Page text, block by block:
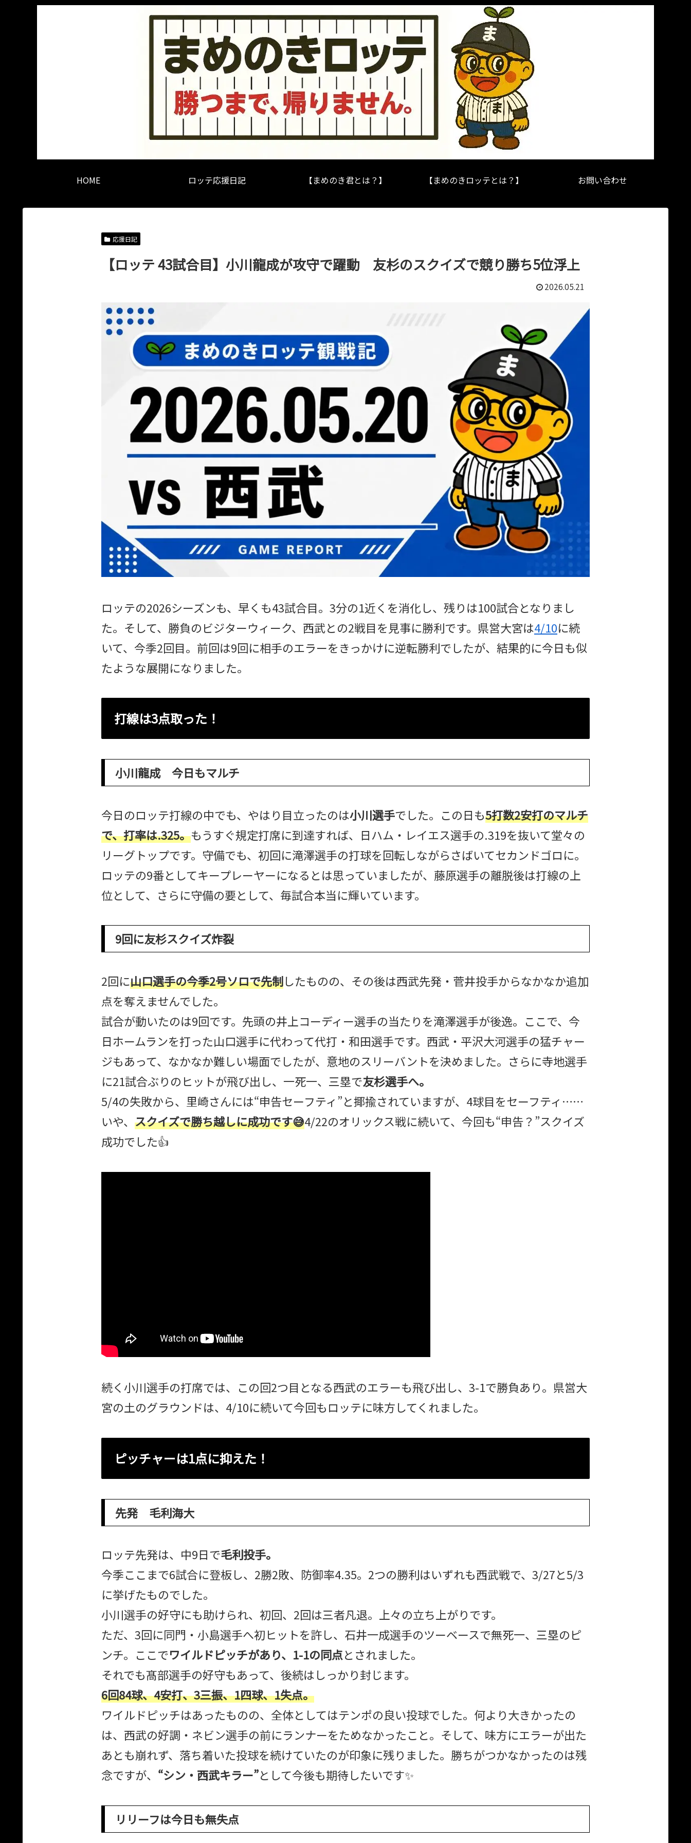
HOME ロッテ応援日記 【まめのき君とは？】 【まめのきロッテとは？】 お問い合わせ
応援日記
【ロッテ 43試合目】小川龍成が攻守で躍動 友杉のスクイズで競り勝ち5位浮上
2026.05.21
ロッテの2026シーズンも、早くも43試合目。3分の1近くを消化し、残りは100試合となりまし
た。そして、勝負のビジターウィーク、西武との2戦目を見事に勝利です。県営大宮は4/10に続
いて、今季2回目。前回は9回に相手のエラーをきっかけに逆転勝利でしたが、結果的に今日も似
たような展開になりました。
打線は3点取った！
小川龍成 今日もマルチ
今日のロッテ打線の中でも、やはり目立ったのは小川選手でした。この日も5打数2安打のマルチ
で、打率は.325。もうすぐ規定打席に到達すれば、日ハム・レイエス選手の.319を抜いて堂々の
リーグトップです。守備でも、初回に滝澤選手の打球を回転しながらさばいてセカンドゴロに。
ロッテの9番としてキープレーヤーになるとは思っていましたが、藤原選手の離脱後は打線の上
位として、さらに守備の要として、毎試合本当に輝いています。
9回に友杉スクイズ炸裂
2回に山口選手の今季2号ソロで先制したものの、その後は西武先発・菅井投手からなかなか追加
点を奪えませんでした。
試合が動いたのは9回です。先頭の井上コーディー選手の当たりを滝澤選手が後逸。ここで、今
日ホームランを打った山口選手に代わって代打・和田選手です。西武・平沢大河選手の猛チャー
ジもあって、なかなか難しい場面でしたが、意地のスリーバントを決めました。さらに寺地選手
に21試合ぶりのヒットが飛び出し、一死一、三塁で友杉選手へ。
5/4の失敗から、里崎さんには“申告セーフティ”と揶揄されていますが、4球目をセーフティ……
いや、 スクイズで勝ち越しに成功です😅4/22のオリックス戦に続いて、今回も“申告？”スクイズ
成功でした👍
続く小川選手の打席では、この回2つ目となる西武のエラーも飛び出し、3-1で勝負あり。県営大
宮の土のグラウンドは、4/10に続いて今回もロッテに味方してくれました。
ピッチャーは1点に抑えた！
先発 毛利海大
ロッテ先発は、中9日で毛利投手。
今季ここまで6試合に登板し、2勝2敗、防御率4.35。2つの勝利はいずれも西武戦で、3/27と5/3
に挙げたものでした。
小川選手の好守にも助けられ、初回、2回は三者凡退。上々の立ち上がりです。
ただ、3回に同門・小島選手へ初ヒットを許し、石井一成選手のツーベースで無死一、三塁のピ
ンチ。ここでワイルドピッチがあり、1-1の同点とされました。
それでも髙部選手の好守もあって、後続はしっかり封じます。
6回84球、4安打、3三振、1四球、1失点。
ワイルドピッチはあったものの、全体としてはテンポの良い投球でした。何より大きかったの
は、西武の好調・ネビン選手の前にランナーをためなかったこと。そして、味方にエラーが出た
あとも崩れず、落ち着いた投球を続けていたのが印象に残りました。勝ちがつかなかったのは残
念ですが、 “シン・西武キラー”として今後も期待したいです✨
リリーフは今日も無失点